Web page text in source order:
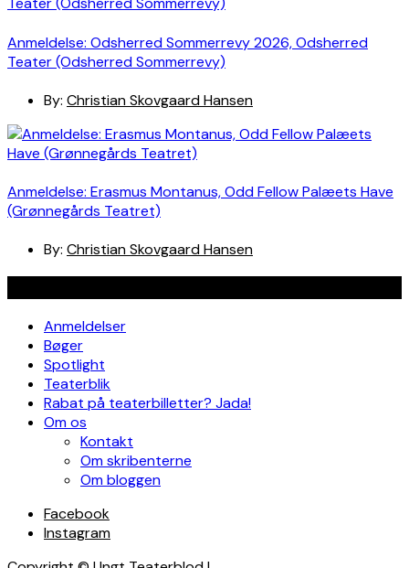
Anmeldelse: Odsherred Sommerrevy 2026, Odsherred
Teater (Odsherred Sommerrevy)
By: Christian Skovgaard Hansen
Anmeldelse: Erasmus Montanus, Odd Fellow Palæets Have
(Grønnegårds Teatret)
By: Christian Skovgaard Hansen
Anmeldelser
Bøger
Spotlight
Teaterblik
Rabat på teaterbilletter? Jada!
Om os
Kontakt
Om skribenterne
Om bloggen
Facebook
Instagram